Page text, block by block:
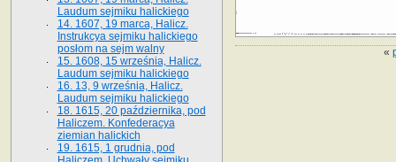
«
Laudum sejmiku halickiego
14. 1607, 19 marca, Halicz.
Instrukcya sejmiku halickiego
posłom na sejm walny
15. 1608, 15 września, Halicz.
Laudum sejmiku halickiego
16. 13, 9 września, Halicz.
Laudum sejmiku halickiego
18. 1615, 20 października, pod
Haliczem. Konfederacya
ziemian halickich
19. 1615, 1 grudnia, pod